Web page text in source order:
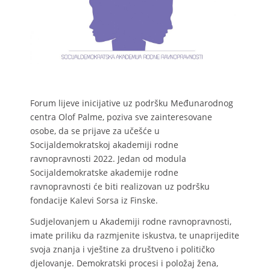
Forum lijeve inicijative uz podršku Međunarodnog
centra Olof Palme, poziva sve zainteresovane
osobe, da se prijave za učešće u
Socijaldemokratskoj akademiji rodne
ravnopravnosti 2022. Jedan od modula
Socijaldemokratske akademije rodne
ravnopravnosti će biti realizovan uz podršku
fondacije Kalevi Sorsa iz Finske.
Sudjelovanjem u Akademiji rodne ravnopravnosti,
imate priliku da razmjenite iskustva, te unaprijedite
svoja znanja i vještine za društveno i političko
djelovanje. Demokratski procesi i položaj žena,